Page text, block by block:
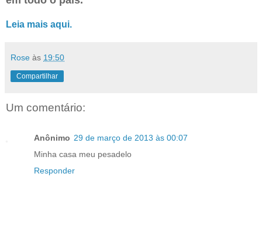
Leia mais aqui.
Rose às 19:50
Compartilhar
Um comentário:
Anônimo 29 de março de 2013 às 00:07
Minha casa meu pesadelo
Responder